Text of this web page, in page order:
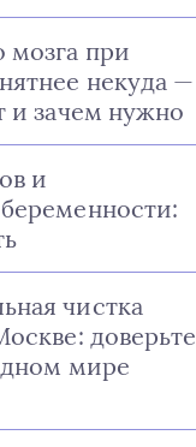
мозга при
некуда —
и зачем нужно
и
чистка
доверьте
мире